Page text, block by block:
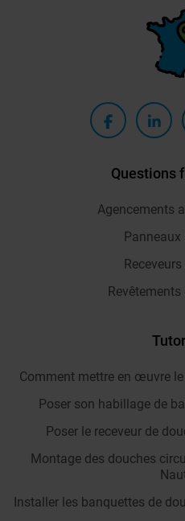
Questions
Agencements
Comment mettre en œuvre
Poser son habillage de
Poser le receveur de
Montage des douches
Installer les banquettes de